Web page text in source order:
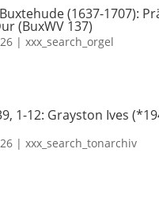
(1637-1707):
(BuxWV 137)
| xxx_search_orgel
1-12: Grayston Ives
| xxx_search_tonarchiv